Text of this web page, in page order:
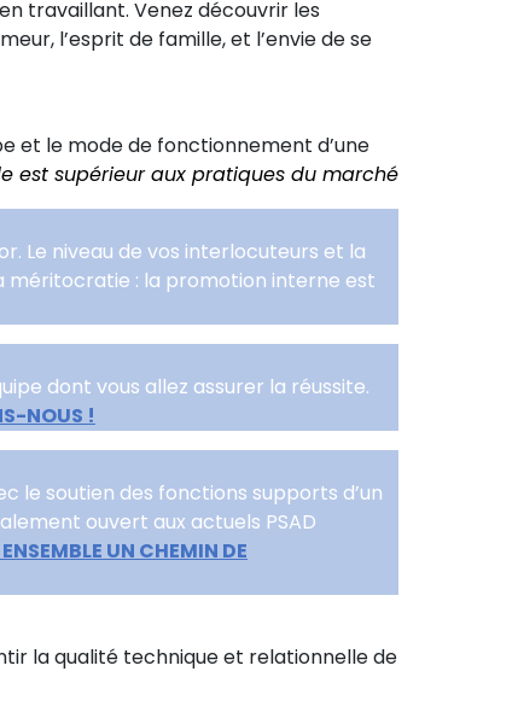
travaillant. Venez découvrir les
l’esprit de famille, et l’envie de se
et le mode de fonctionnement d’une
est supérieur aux pratiques du marché
Le niveau de vos interlocuteurs et la
méritocratie : la promotion interne est
dont vous allez assurer la réussite.
NOUS !
le soutien des fonctions supports d’un
ouvert aux actuels PSAD
UN CHEMIN DE
la qualité technique et relationnelle de